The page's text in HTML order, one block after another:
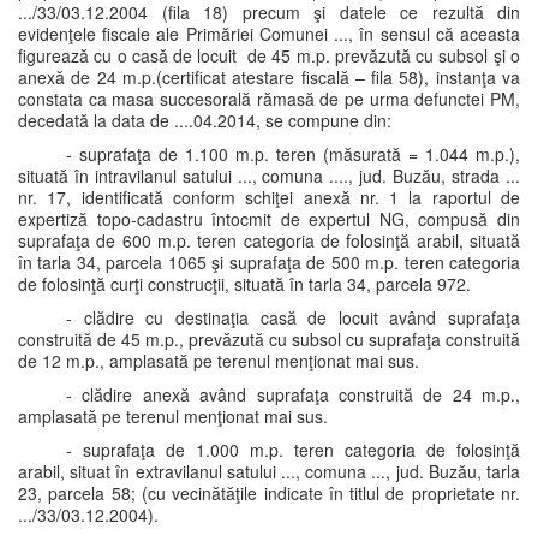
.../33/03.12.2004 (fila 18) precum şi datele ce rezultă din
evidenţele fiscale ale Primăriei Comunei ..., în sensul că aceasta
figurează cu o casă de locuit de 45 m.p. prevăzută cu subsol şi o
anexă de 24 m.p.(certificat atestare fiscală – fila 58), instanţa va
constata ca masa succesorală rămasă de pe urma defunctei PM,
decedată la data de ....04.2014, se compune din:
- suprafaţa de 1.100 m.p. teren (măsurată = 1.044 m.p.),
situată în intravilanul satului ..., comuna ...., jud. Buzău, strada ...
nr. 17, identificată conform schiţei anexă nr. 1 la raportul de
expertiză topo-cadastru întocmit de expertul NG, compusă din
suprafaţa de 600 m.p. teren categoria de folosinţă arabil, situată
în tarla 34, parcela 1065 şi suprafaţa de 500 m.p. teren categoria
de folosinţă curţi construcţii, situată în tarla 34, parcela 972.
- clădire cu destinaţia casă de locuit având suprafaţa
construită de 45 m.p., prevăzută cu subsol cu suprafaţa construită
de 12 m.p., amplasată pe terenul menţionat mai sus.
- clădire anexă având suprafaţa construită de 24 m.p.,
amplasată pe terenul menţionat mai sus.
- suprafaţa de 1.000 m.p. teren categoria de folosinţă
arabil, situat în extravilanul satului ..., comuna ..., jud. Buzău, tarla
23, parcela 58; (cu vecinătăţile indicate în titlul de proprietate nr.
.../33/03.12.2004).